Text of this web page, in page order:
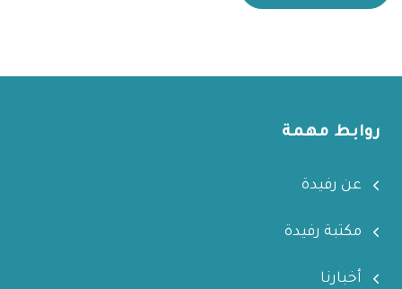
روابط مهمة
عن رفيدة
مكتبة رفيدة
أخبارنا